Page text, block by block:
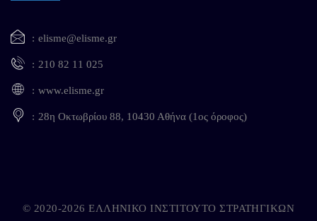
elisme@elisme.gr
210 82 11 025
www.elisme.gr
28η Οκτωβρίου 88, 10430 Αθήνα (1ος όροφος)
© 2020-2026 ΕΛΛΗΝΙΚΟ ΙΝΣΤΙΤΟΥΤΟ ΣΤΡΑΤΗΓΙΚΩΝ